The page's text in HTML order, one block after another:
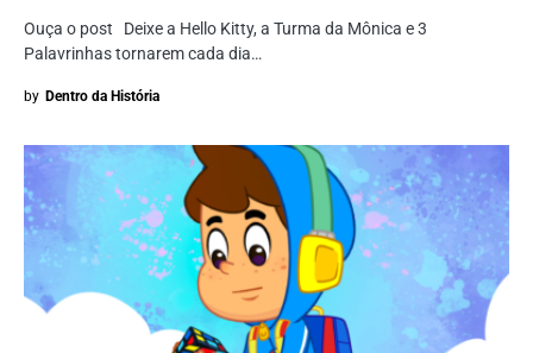
Ouça o post Deixe a Hello Kitty, a Turma da Mônica e 3
Palavrinhas tornarem cada dia…
by Dentro da História